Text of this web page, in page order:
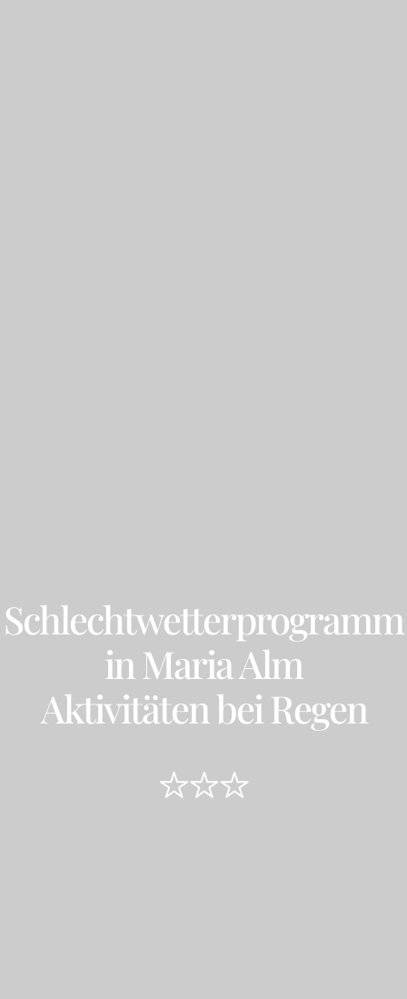
Schlechtwetter­programm
in Maria Alm
Aktivitäten bei Regen